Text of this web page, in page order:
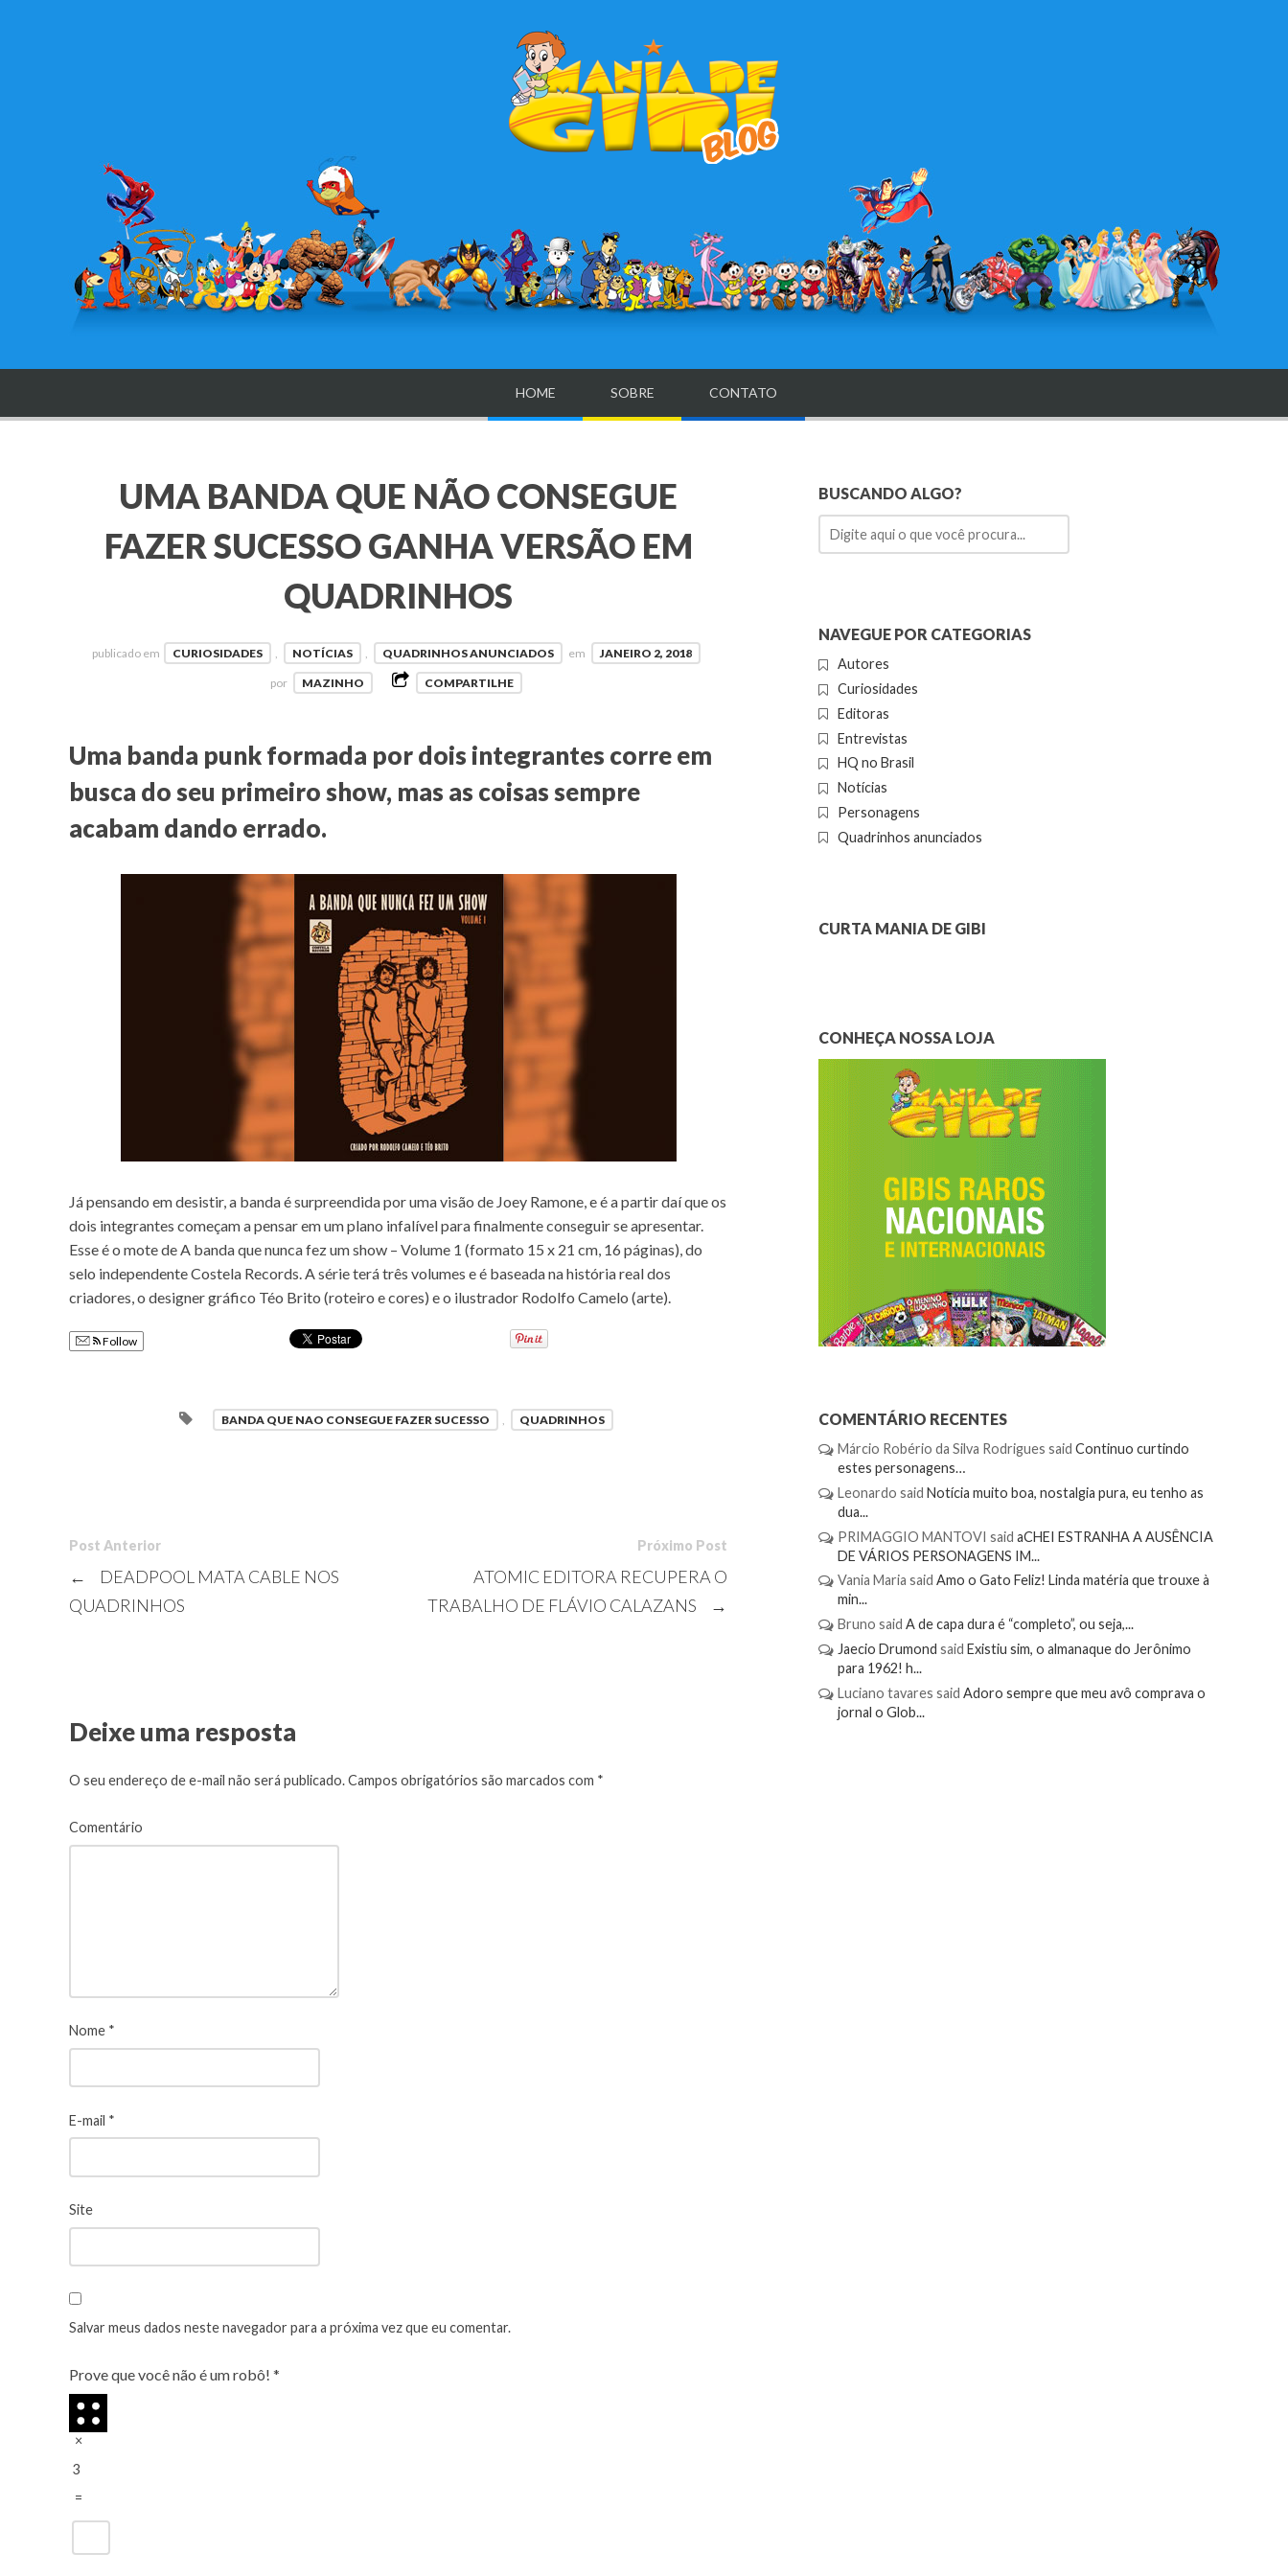
HOME SOBRE CONTATO
UMA BANDA QUE NÃO CONSEGUE
FAZER SUCESSO GANHA VERSÃO EM
QUADRINHOS
publicado em CURIOSIDADES , NOTÍCIAS , QUADRINHOS ANUNCIADOS em JANEIRO 2, 2018
por MAZINHO COMPARTILHE
Uma banda punk formada por dois integrantes corre em
busca do seu primeiro show, mas as coisas sempre
acabam dando errado.
Já pensando em desistir, a banda é surpreendida por uma visão de Joey Ramone, e é a partir daí que os
dois integrantes começam a pensar em um plano infalível para finalmente conseguir se apresentar.
Esse é o mote de A banda que nunca fez um show – Volume 1 (formato 15 x 21 cm, 16 páginas), do
selo independente Costela Records. A série terá três volumes e é baseada na história real dos
criadores, o designer gráfico Téo Brito (roteiro e cores) e o ilustrador Rodolfo Camelo (arte).
Follow
BANDA QUE NAO CONSEGUE FAZER SUCESSO QUADRINHOS
Post Anterior
←
DEADPOOL MATA CABLE NOS
QUADRINHOS
Próximo Post
ATOMIC EDITORA RECUPERA O
TRABALHO DE FLÁVIO CALAZANS
→
Deixe uma resposta
O seu endereço de e-mail não será publicado.Campos obrigatórios são marcados com *
Comentário
Nome *
E-mail *
Site
Salvar meus dados neste navegador para a próxima vez que eu comentar.
Prove que você não é um robô! *
×
3
=
BUSCANDO ALGO?
NAVEGUE POR CATEGORIAS
Autores
Curiosidades
Editoras
Entrevistas
HQ no Brasil
Notícias
Personagens
Quadrinhos anunciados
CURTA MANIA DE GIBI
CONHEÇA NOSSA LOJA
COMENTÁRIO RECENTES
Márcio Robério da Silva Rodrigues saidContinuo curtindo
estes personagens…
Leonardo saidNotícia muito boa, nostalgia pura, eu tenho as
dua...
PRIMAGGIO MANTOVI saidaCHEI ESTRANHA A AUSÊNCIA
DE VÁRIOS PERSONAGENS IM...
Vania Maria saidAmo o Gato Feliz! Linda matéria que trouxe à
min...
Bruno saidA de capa dura é “completo”, ou seja,...
Jaecio Drumond saidExistiu sim, o almanaque do Jerônimo
para 1962! h...
Luciano tavares saidAdoro sempre que meu avô comprava o
jornal o Glob...